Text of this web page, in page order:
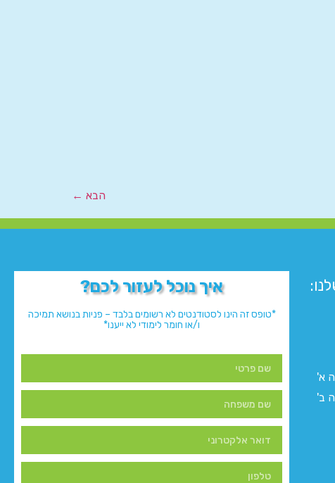
הבא ←
א'
ב'
איך נוכל לעזור לכם?
*טופס זה הינו לסטודנטים לא רשומים בלבד – פניות בנושא תמיכה
ו/או חומר לימודי לא ייענו*